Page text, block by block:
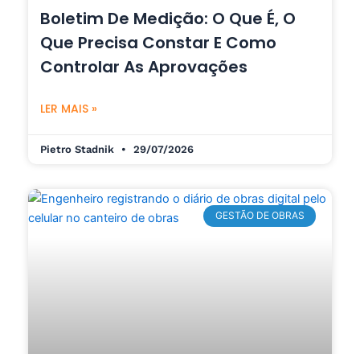
Boletim De Medição: O Que É, O
Que Precisa Constar E Como
Controlar As Aprovações
LER MAIS »
Pietro Stadnik 29/07/2026
GESTÃO DE OBRAS